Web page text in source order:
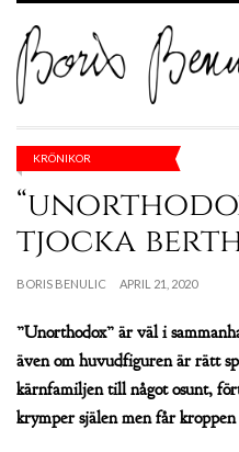
KRÖNIKOR
tjocka
BORIS BENULIC APRIL 21, 2020
”Unorthodox” är väl i
även om huvudfiguren är rätt
kärnfamiljen till något osunt,
krymper själen men får